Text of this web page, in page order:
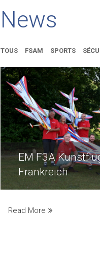
News
TOUS FSAM SPORTS
EM F3A
Frankreich
Read More